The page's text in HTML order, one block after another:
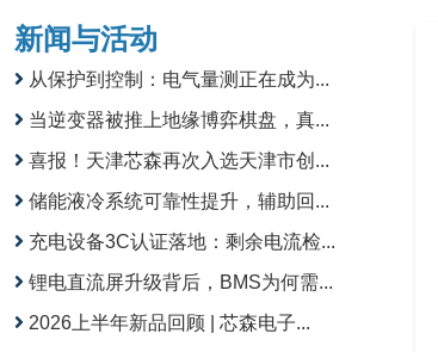
新闻与活动
从保护到控制：电气量测正在成为...
当逆变器被推上地缘博弈棋盘，真...
喜报！天津芯森再次入选天津市创...
储能液冷系统可靠性提升，辅助回...
充电设备3C认证落地：剩余电流检...
锂电直流屏升级背后，BMS为何需...
2026上半年新品回顾 | 芯森电子...